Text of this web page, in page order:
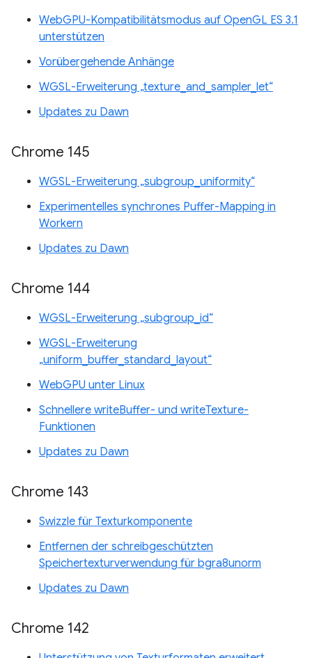
WebGPU-Kompatibilitätsmodus auf OpenGL ES 3.1
unterstützen
Vorübergehende Anhänge
WGSL-Erweiterung „texture_and_sampler_let“
Updates zu Dawn
Chrome 145
WGSL-Erweiterung „subgroup_uniformity“
Experimentelles synchrones Puffer-Mapping in
Workern
Updates zu Dawn
Chrome 144
WGSL-Erweiterung „subgroup_id“
WGSL-Erweiterung
„uniform_buffer_standard_layout“
WebGPU unter Linux
Schnellere writeBuffer- und writeTexture-
Funktionen
Updates zu Dawn
Chrome 143
Swizzle für Texturkomponente
Entfernen der schreibgeschützten
Speichertexturverwendung für bgra8unorm
Updates zu Dawn
Chrome 142